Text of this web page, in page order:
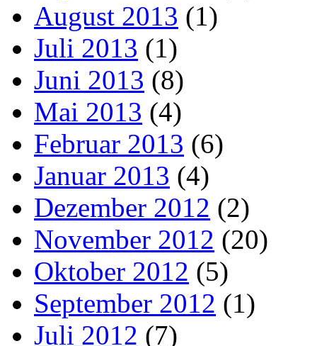
August 2013 (1)
Juli 2013 (1)
Juni 2013 (8)
Mai 2013 (4)
Februar 2013 (6)
Januar 2013 (4)
Dezember 2012 (2)
November 2012 (20)
Oktober 2012 (5)
September 2012 (1)
Juli 2012 (7)